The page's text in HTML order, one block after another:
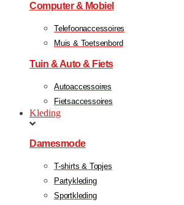
Computer & Mobiel
Telefoonaccessoires
Muis & Toetsenbord
Tuin & Auto & Fiets
Autoaccessoires
Fietsaccessoires
Kleding
Damesmode
T-shirts & Topjes
Partykleding
Sportkleding